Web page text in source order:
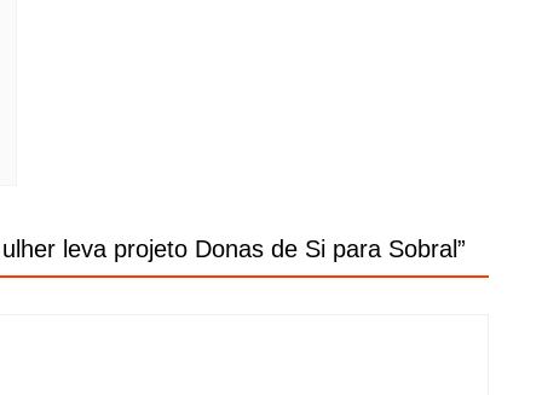
leva projeto Donas de Si para Sobral”